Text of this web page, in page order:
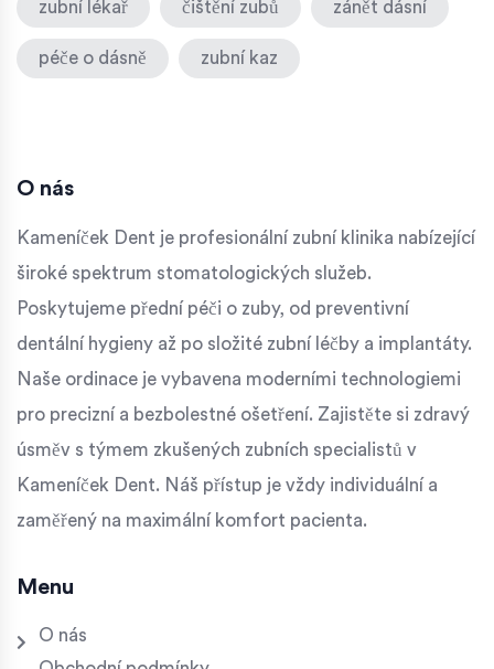
zubní lékař čištění zubů zánět dásní
péče o dásně zubní kaz
O nás
Kameníček Dent je profesionální zubní klinika nabízející
široké spektrum stomatologických služeb.
Poskytujeme přední péči o zuby, od preventivní
dentální hygieny až po složité zubní léčby a implantáty.
Naše ordinace je vybavena moderními technologiemi
pro precizní a bezbolestné ošetření. Zajistěte si zdravý
úsměv s týmem zkušených zubních specialistů v
Kameníček Dent. Náš přístup je vždy individuální a
zaměřený na maximální komfort pacienta.
Menu
O nás